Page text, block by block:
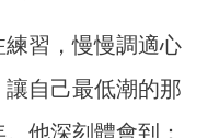
習，慢慢調適心
自己最低潮的那
他深刻體會到：